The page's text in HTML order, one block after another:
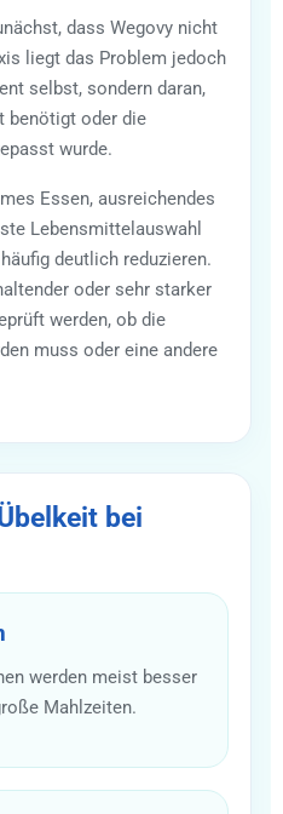
dass Wegovy nicht
liegt das Problem jedoch
selbst, sondern daran,
benötigt oder die
wurde.
Essen, ausreichendes
Lebensmittelauswahl
deutlich reduzieren.
oder sehr starker
werden, ob die
muss oder eine andere
bei
werden meist besser
Mahlzeiten.